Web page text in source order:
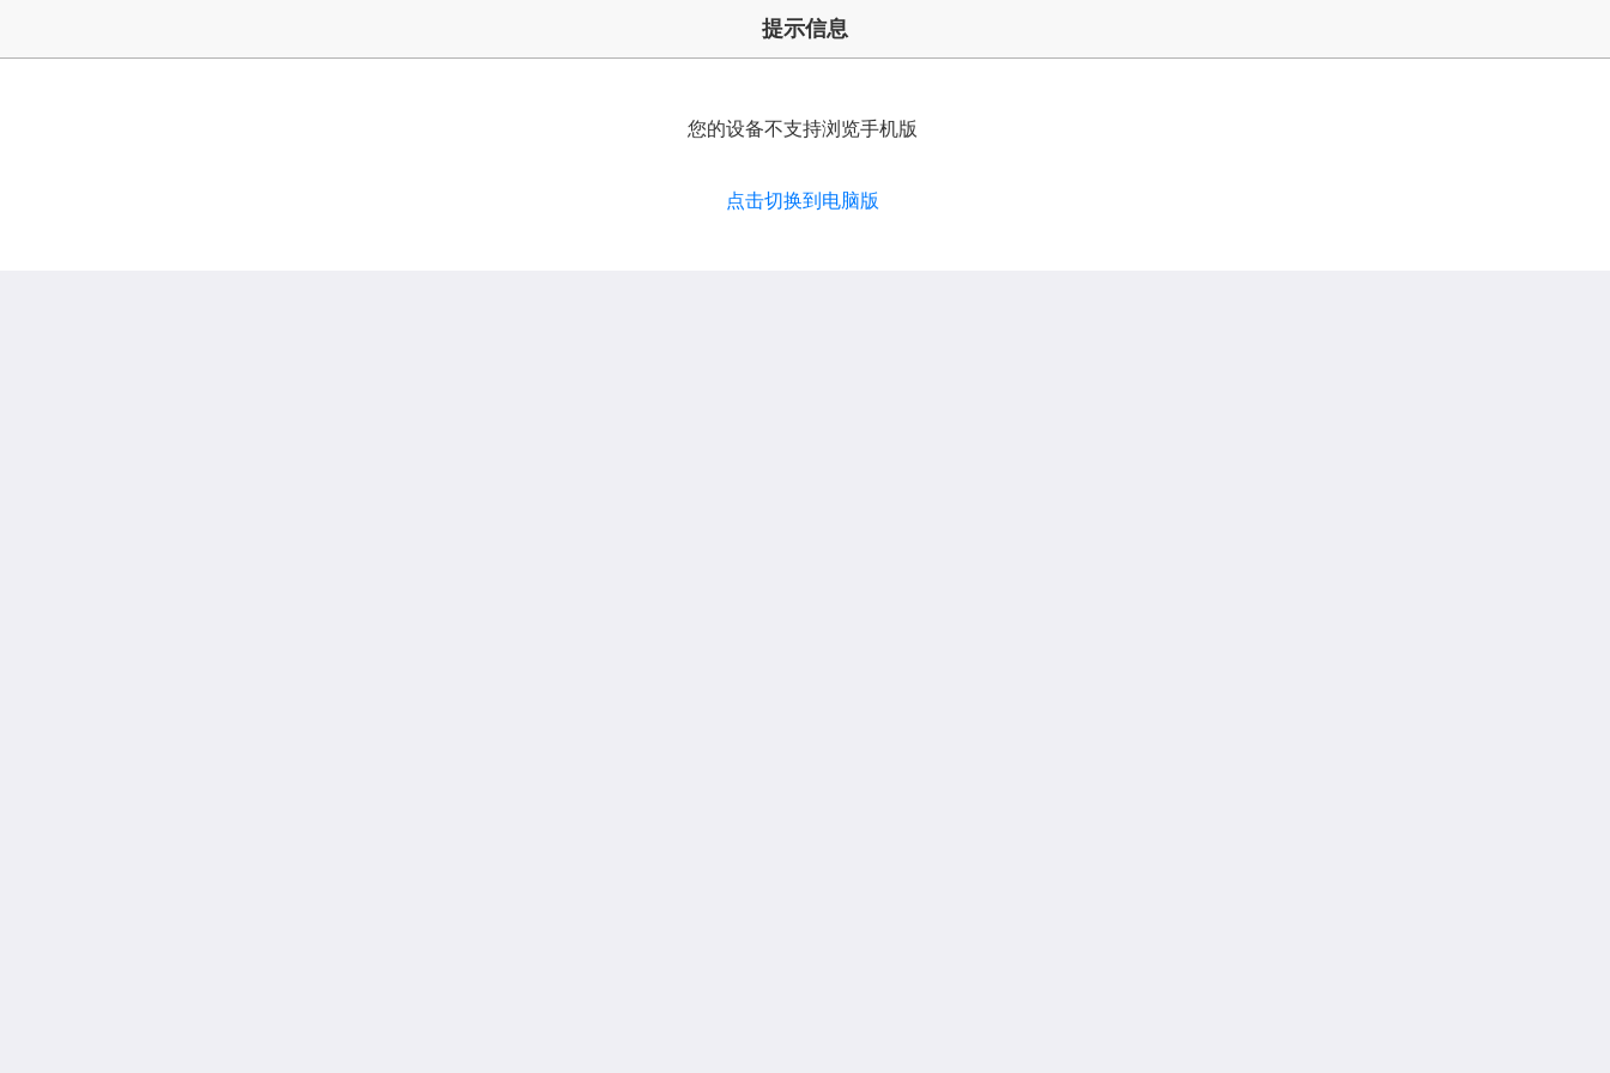
提示信息
您的设备不支持浏览手机版
点击切换到电脑版